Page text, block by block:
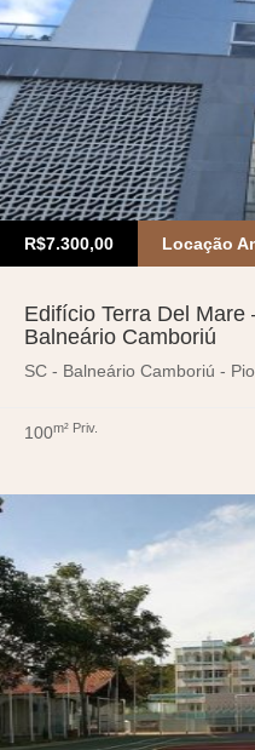
R$7.300,00 Locação
Edifício Terra Del Mare
Balneário Camboriú
SC - Balneário Camboriú -
100m² Priv.